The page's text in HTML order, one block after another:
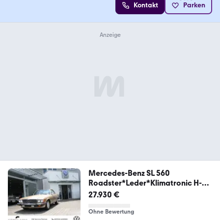
Kontakt Parken
Mercedes-Benz SL 560
Roadster*Leder*Klimatronic H-
Zul. Guter Z
27.930 €
Ohne Bewertung